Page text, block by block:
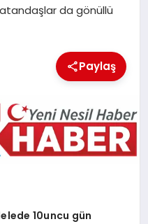
da gönüllü
Paylaş
10uncu gün